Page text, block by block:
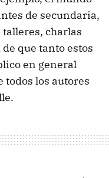
de secundaria,
charlas
que tanto estos
en general
todos los autores